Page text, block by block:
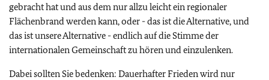
gebracht hat und aus dem nur allzu leicht ein regionaler
Flächenbrand werden kann, oder - das ist die Alternative, und
das ist unsere Alternative - endlich auf die Stimme der
internationalen Gemeinschaft zu hören und einzulenken.
Dabei sollten Sie bedenken: Dauerhafter Frieden wird nur